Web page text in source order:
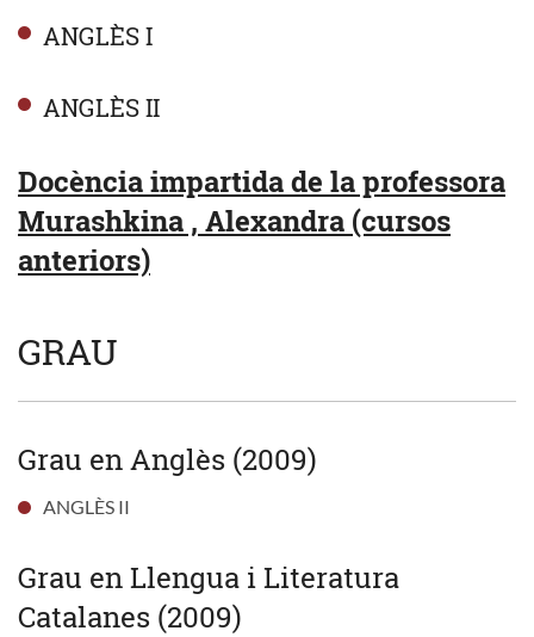
ANGLÈS I
ANGLÈS II
Docència impartida de la professora
Murashkina , Alexandra (cursos
anteriors)
GRAU
Grau en Anglès (2009)
ANGLÈS II
Grau en Llengua i Literatura
Catalanes (2009)